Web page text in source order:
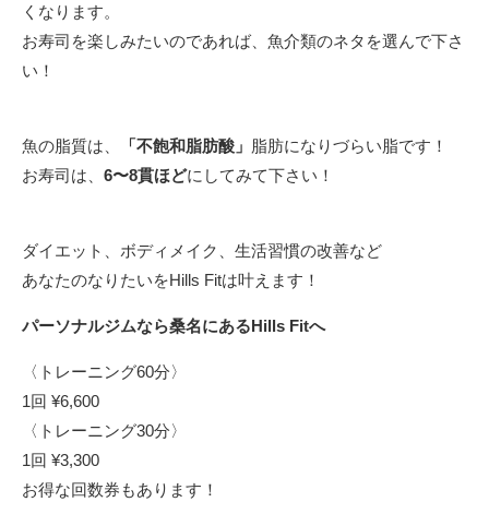
くなります。
お寿司を楽しみたいのであれば、魚介類のネタを選んで下さ
い！
魚の脂質は、 「不飽和脂肪酸」 脂肪になりづらい脂です！
お寿司は、 6〜8貫ほどにしてみて下さい！
ダイエット、ボディメイク、生活習慣の改善など
あなたのなりたいをHills Fitは叶えます！
パーソナルジムなら桑名にあるHills Fitへ
〈トレーニング60分〉
1回 ¥6,600
〈トレーニング30分〉
1回 ¥3,300
お得な回数券もあります！